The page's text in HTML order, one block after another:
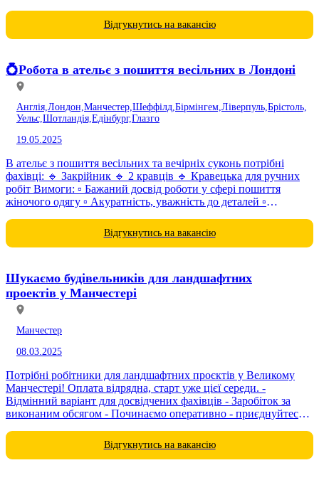
Відгукнутись на вакансію
💍Робота в ательє з пошиття весільних в Лондоні
Англія, Лондон, Манчестер, Шеффілд, Бірмінгем, Ліверпуль, Брістоль,
Уельс, Шотландія, Едінбург,Глазго
19.05.2025
В ательє з пошиття весільних та вечірніх суконь потрібні
фахівці: 🔹 Закрійник 🔹 2 кравців 🔹 Кравецька для ручних
робіт Вимоги: ▫️ Бажаний досвід роботи у сфері пошиття
жіночого одягу ▫️ Акуратність, уважність до деталей ▫️
Відгукнутись на вакансію
Шукаємо будівельників для ландшафтних
проектів у Манчестері
Манчестер
08.03.2025
Потрібні робітники для ландшафтних проєктів у Великому
Манчестері! Оплата відрядна, старт уже цієї середи. -
Відмінний варіант для досвідчених фахівців - Заробіток за
виконаним обсягом - Починаємо оперативно - приєднуйтесь!
Відгукнутись на вакансію